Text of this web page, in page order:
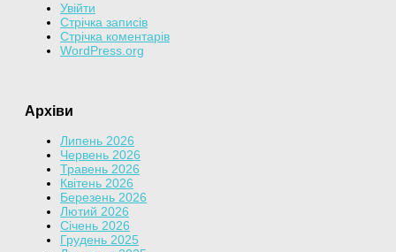
Увійти
Стрічка записів
Стрічка коментарів
WordPress.org
Архіви
Липень 2026
Червень 2026
Травень 2026
Квітень 2026
Березень 2026
Лютий 2026
Січень 2026
Грудень 2025